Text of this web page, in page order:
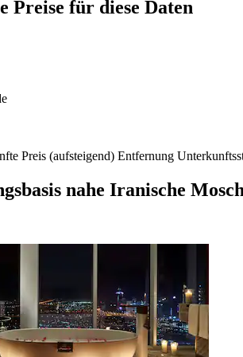
Preise für diese Daten
Preis (aufsteigend) Entfernung
nahe Iranische